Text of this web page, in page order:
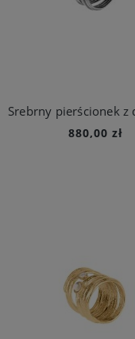
880,00 zł